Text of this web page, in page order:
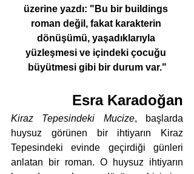
üzerine yazdı: "Bu bir buildings
roman değil, fakat karakterin
dönüşümü, yaşadıklarıyla
yüzleşmesi ve içindeki çocuğu
büyütmesi gibi bir durum var."
Esra Karadoğan
Kiraz Tepesindeki Mucize, başlarda
huysuz görünen bir ihtiyarın Kiraz
Tepesindeki evinde geçirdiği günleri
anlatan bir roman. O huysuz ihtiyarın